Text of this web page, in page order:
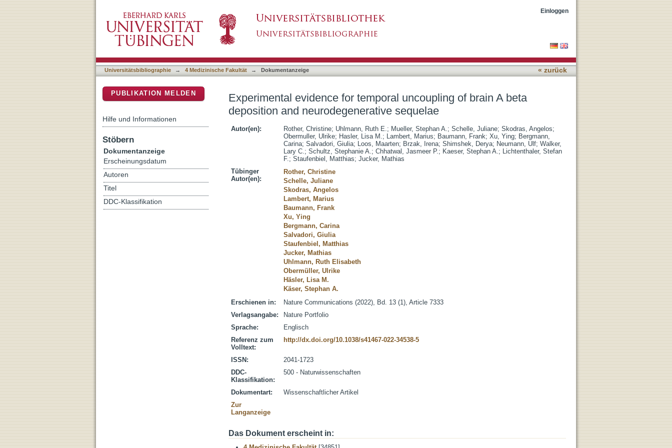
Experimental evidence for temporal uncoupling of brain A beta deposition and neurodegenerative
sequelae
Einloggen
Universitätsbibliographie → 4 Medizinische Fakultät → Dokumentanzeige « zurück
Experimental evidence for temporal uncoupling of brain A beta
deposition and neurodegenerative sequelae
Autor(en): Rother, Christine; Uhlmann, Ruth E.; Mueller, Stephan A.; Schelle, Juliane; Skodras, Angelos;
Obermuller, Ulrike; Hasler, Lisa M.; Lambert, Marius; Baumann, Frank; Xu, Ying; Bergmann,
Carina; Salvadori, Giulia; Loos, Maarten; Brzak, Irena; Shimshek, Derya; Neumann, Ulf; Walker,
Lary C.; Schultz, Stephanie A.; Chhatwal, Jasmeer P.; Kaeser, Stephan A.; Lichtenthaler, Stefan
F.; Staufenbiel, Matthias; Jucker, Mathias
Tübinger
Autor(en):
Rother, Christine
Schelle, Juliane
Skodras, Angelos
Lambert, Marius
Baumann, Frank
Xu, Ying
Bergmann, Carina
Salvadori, Giulia
Staufenbiel, Matthias
Jucker, Mathias
Uhlmann, Ruth Elisabeth
Obermüller, Ulrike
Häsler, Lisa M.
Käser, Stephan A.
Erschienen in:
Nature Communications (2022), Bd. 13 (1), Article 7333
Verlagsangabe:
Nature Portfolio
Sprache:
Englisch
Referenz zum
Volltext:
http://dx.doi.org/10.1038/s41467-022-34538-5
ISSN:
2041-1723
DDC-
Klassifikation:
500 - Naturwissenschaften
Dokumentart:
Wissenschaftlicher Artikel
Zur
Langanzeige
Das Dokument erscheint in:
PUBLIKATION MELDEN
Hilfe und Informationen
Stöbern
Dokumentanzeige
Erscheinungsdatum
Autoren
Titel
DDC-Klassifikation